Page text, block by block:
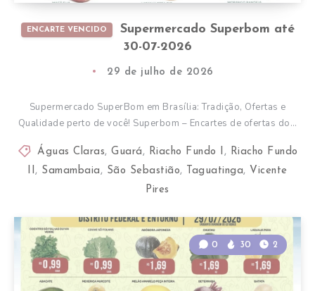
ENCARTE VENCIDO
Supermercado Superbom até
30-07-2026
29 de julho de 2026
Supermercado SuperBom em Brasília: Tradição, Ofertas e
Qualidade perto de você! Superbom – Encartes de ofertas do…
Águas Claras, Guará , Riacho Fundo I ,
Riacho Fundo
, Samambaia , São Sebastião, Taguatinga, Vicente
Pires
0 30 2